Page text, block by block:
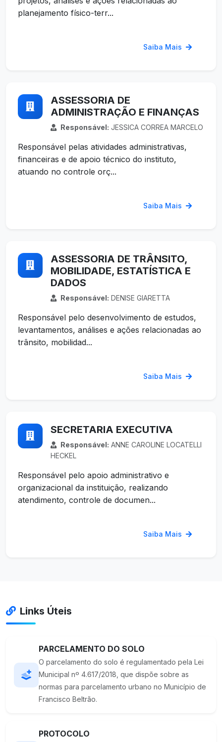
planejamento físico-terr...
Saiba Mais
ASSESSORIA DE
ADMINISTRAÇÃO E FINANÇAS
Responsável: JESSICA CORREA MARCELO
Responsável pelas atividades administrativas,
financeiras e de apoio técnico do instituto,
atuando no controle orç...
Saiba Mais
ASSESSORIA DE TRÂNSITO,
MOBILIDADE, ESTATÍSTICA E
DADOS
Responsável: DENISE GIARETTA
Responsável pelo desenvolvimento de estudos,
levantamentos, análises e ações relacionadas ao
trânsito, mobilidad...
Saiba Mais
SECRETARIA EXECUTIVA
Responsável: ANNE CAROLINE LOCATELLI
HECKEL
Responsável pelo apoio administrativo e
organizacional da instituição, realizando
atendimento, controle de documen...
Saiba Mais
Links Úteis
PARCELAMENTO DO SOLO
O parcelamento do solo é regulamentado pela Lei
Municipal nº 4.617/2018, que dispõe sobre as
normas para parcelamento urbano no Município de
Francisco Beltrão.
PROTOCOLO